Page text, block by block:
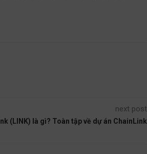
next post
(LINK) là gì? Toàn tập về dự án ChainLink